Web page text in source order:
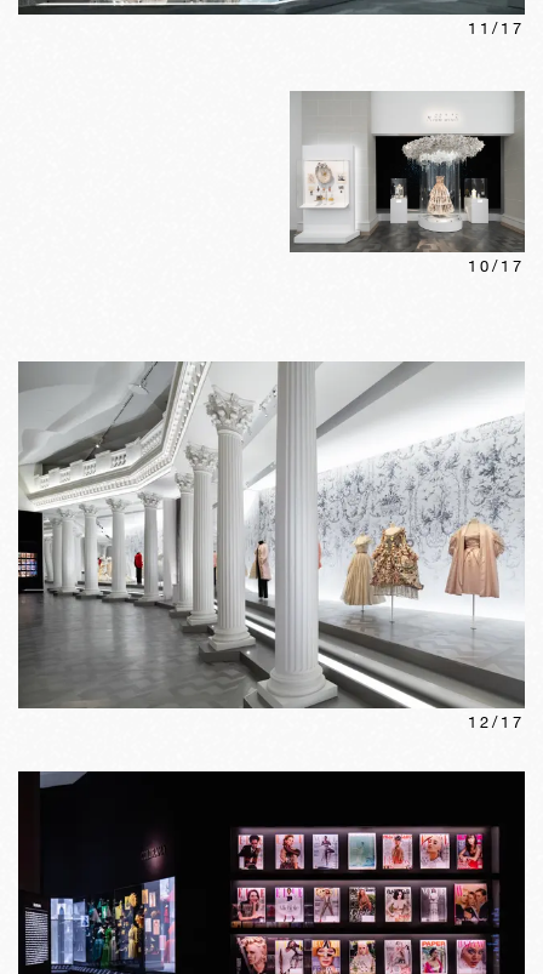
11/ 17
10/ 17
12/ 17